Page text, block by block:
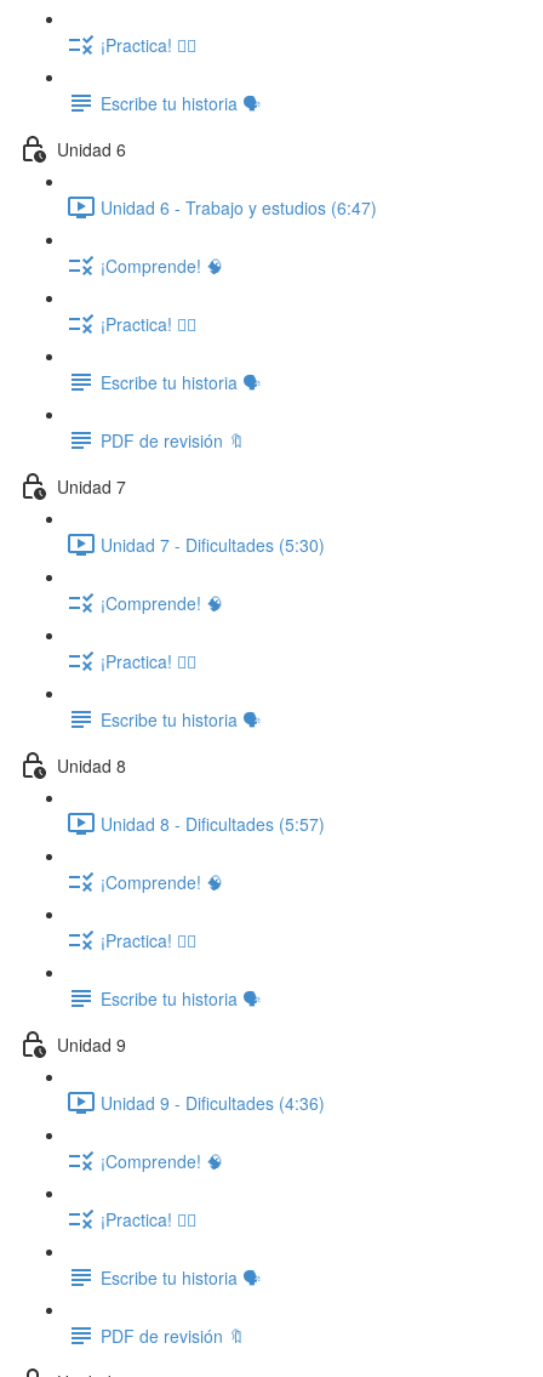
¡Practica! ✍🏽
Escribe tu historia 🗣️
Unidad 6
Unidad 6 - Trabajo y estudios (6:47)
¡Comprende! 🧠
¡Practica! ✍🏽
Escribe tu historia 🗣️
PDF de revisión 🔖
Unidad 7
Unidad 7 - Dificultades (5:30)
¡Comprende! 🧠
¡Practica! ✍🏽
Escribe tu historia 🗣️
Unidad 8
Unidad 8 - Dificultades (5:57)
¡Comprende! 🧠
¡Practica! ✍🏽
Escribe tu historia 🗣️
Unidad 9
Unidad 9 - Dificultades (4:36)
¡Comprende! 🧠
¡Practica! ✍🏽
Escribe tu historia 🗣️
PDF de revisión 🔖